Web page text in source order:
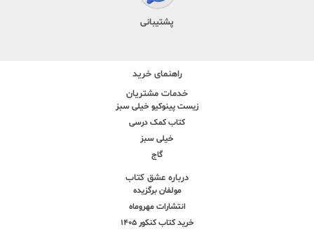
پشتیبانی
راهنمای خرید
خدمات مشتریان
زیست پینوکیو خیلی سبز
کتاب کمک درسی
خیلی سبز
گاج
درباره عشق کتاب
مولفان برگزیده
انتشارات مهروماه
خرید کتاب کنکور 1405